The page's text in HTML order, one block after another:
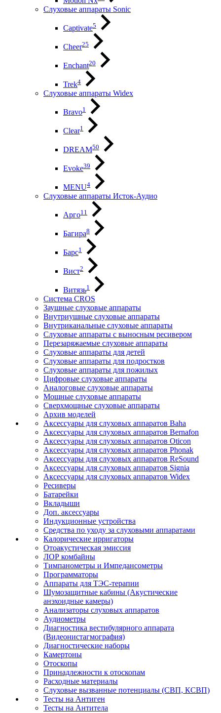
Слуховые аппараты Sonic
Captivate5
Cheer25
Enchant20
Trek4
Слуховые аппараты Widex
Bravo1
Clear1
DREAM50
Evoke39
MENU4
Слуховые аппараты Исток-Аудио
Арго11
Багира8
Барс1
Вист2
Витязь1
Система CROS
Заушные слуховые аппараты
Внутриушные слуховые аппараты
Внутриканальные слуховые аппараты
Слуховые аппараты с выносным ресивером
Перезаряжаемые слуховые аппараты
Слуховые аппараты для детей
Слуховые аппараты для подростков
Слуховые аппараты для пожилых
Цифровые слуховые аппараты
Аналоговые слуховые аппараты
Мощные слуховые аппараты
Сверхмощные слуховые аппараты
Архив моделей
Аксессуары для слуховых аппаратов Baha
Аксессуары для слуховых аппаратов Bernafon
Аксессуары для слуховых аппаратов Oticon
Аксессуары для слуховых аппаратов Phonak
Аксессуары для слуховых аппаратов ReSound
Аксессуары для слуховых аппаратов Signia
Аксессуары для слуховых аппаратов Widex
Ресиверы
Батарейки
Вкладыши
Доп. аксессуары
Индукционные устройства
Средства по уходу за слуховыми аппаратами
Калорические ирригаторы
Отоакустическая эмиссия
ЛОР комбайны
Тимпанометры и Импедансометры
Программаторы
Аппараты для ТЭС-терапии
Шумозащитные кабины (Акустические
анэхоидные камеры)
Анализаторы слуховых аппаратов
Аудиометры
Диагностика вестибулярного аппарата
(Видеонистагмография)
Диагностические наборы
Камертоны
Отоскопы
Принадлежности к отоскопам
Расходные материалы
Слуховые вызванные потенциалы (СВП, КСВП)
Тесты на Антиген
Тесты на Антитела